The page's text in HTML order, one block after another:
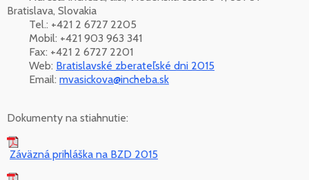
Bratislava, Slovakia
Tel.: +421 2 6727 2205
Mobil: +421 903 963 341
Fax: +421 2 6727 2201
Web: Bratislavské zberateľské dni 2015
Email: mvasickova@incheba.sk
Dokumenty na stiahnutie:
Záväzná prihláška na BZD 2015